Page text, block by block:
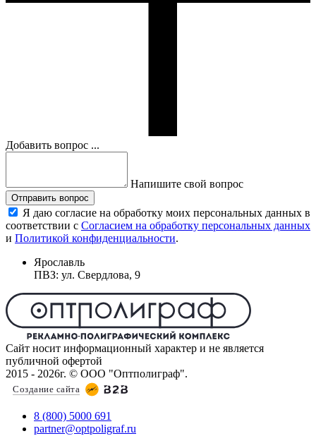
Добавить вопрос ...
Напишите свой вопрос
Отправить вопрос
Я даю согласие на обработку моих персональных данных в
соответствии с Согласием на обработку персональных данных
и Политикой конфиденциальности.
Ярославль
ПВЗ: ул. Свердлова, 9
Сайт носит информационный характер и не является
публичной офертой
2015 - 2026г. © ООО "Оптполиграф".
Создание сайта
8 (800) 5000 691
partner@optpoligraf.ru